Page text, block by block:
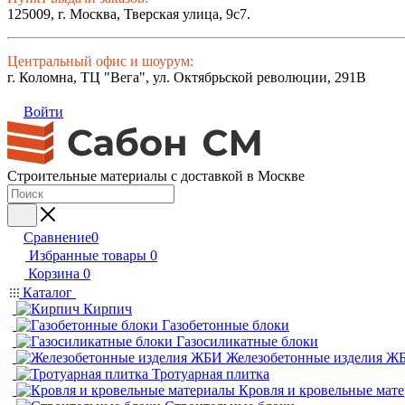
125009, г. Москва, Тверская улица, 9с7.
Центральный офис и шоурум:
г. Коломна, ТЦ "Вега", ул. Октябрьской революции, 291В
Войти
Строительные материалы с доставкой в Москве
Сравнение0
Избранные товары 0
Корзина 0
Каталог
Кирпич
Газобетонные блоки
Газосиликатные блоки
Железобетонные изделия
Тротуарная плитка
Кровля и кровельные